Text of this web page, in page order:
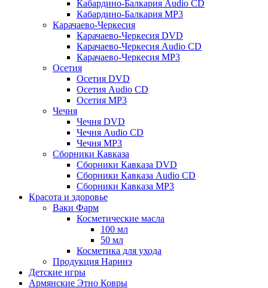
Кабардино-Балкария Audio CD
Кабардино-Балкария MP3
Карачаево-Черкесия
Карачаево-Черкесия DVD
Карачаево-Черкесия Audio CD
Карачаево-Черкесия MP3
Осетия
Осетия DVD
Осетия Audio CD
Осетия MP3
Чечня
Чечня DVD
Чечня Audio CD
Чечня MP3
Сборники Кавказа
Сборники Кавказа DVD
Сборники Кавказа Audio CD
Сборники Кавказа MP3
Красота и здоровье
Ваки Фарм
Косметические масла
100 мл
50 мл
Косметика для ухода
Продукция Наринэ
Детские игры
Армянские Этно Ковры